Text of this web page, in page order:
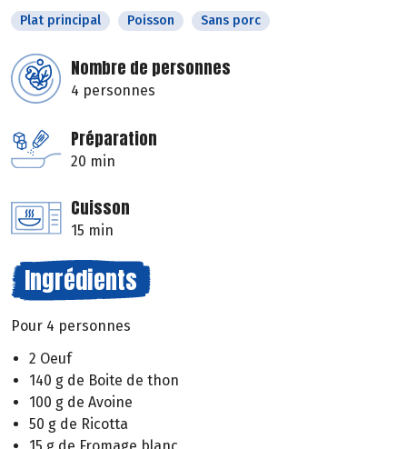
Plat principal Poisson Sans porc
Nombre de personnes
4 personnes
Préparation
20 min
Cuisson
15 min
Ingrédients
Pour 4 personnes
2 Oeuf
140 g de Boite de thon
100 g de Avoine
50 g de Ricotta